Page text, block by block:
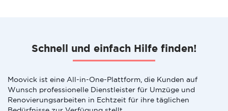
Schnell und einfach Hilfe finden!
Moovick ist eine All-in-One-Plattform, die Kunden auf
Wunsch professionelle Dienstleister für Umzüge und
Renovierungsarbeiten in Echtzeit für ihre täglichen